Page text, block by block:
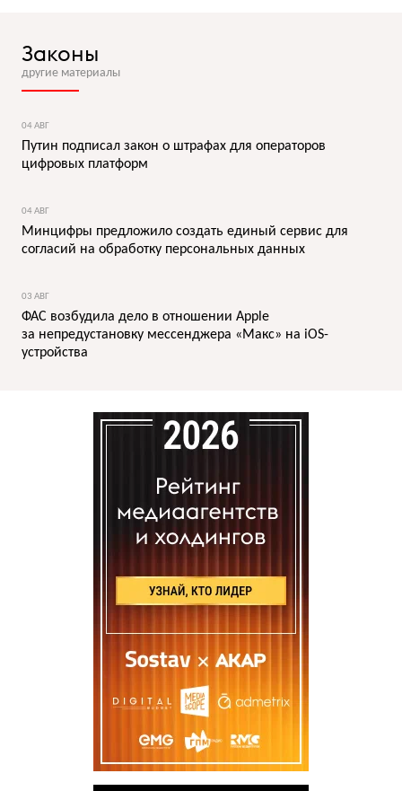
Законы
другие материалы
04 АВГ
Путин подписал закон о штрафах для операторов
цифровых платформ
04 АВГ
Минцифры предложило создать единый сервис для
согласий на обработку персональных данных
03 АВГ
ФАС возбудила дело в отношении Apple
за непредустановку мессенджера «Макс» на iOS-
устройства